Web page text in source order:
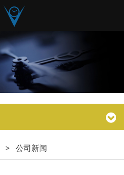
> 公司新闻